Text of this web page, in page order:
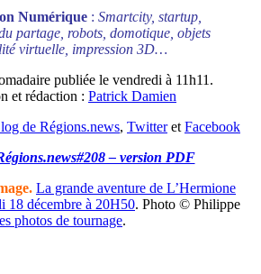
Numérique : Smartcity, startup,
partage, robots, domotique, objets
virtuelle, impression 3D…
publiée le vendredi à 11h11.
et rédaction : Patrick Damien
de Régions.news, Twitteret Facebook
– version PDF
La grande aventure de L’Hermione
18 décembre à 20H50. Photo © Philippe
photos de tournage.